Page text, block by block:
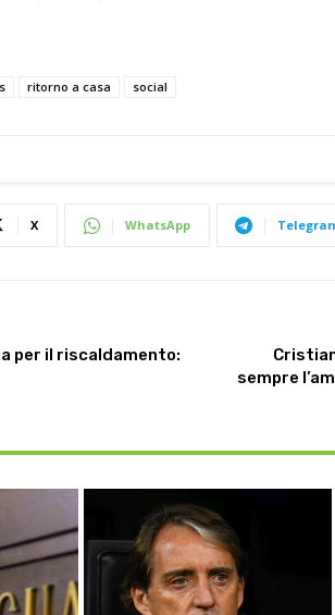
ritorno a casa social
X WhatsApp
per il riscaldamento:
sempre